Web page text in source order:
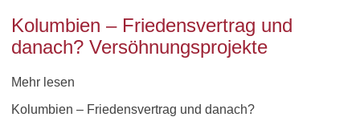
Kolumbien – Friedensvertrag und
danach? Versöhnungsprojekte
Mehr lesen
Kolumbien – Friedensvertrag und danach?